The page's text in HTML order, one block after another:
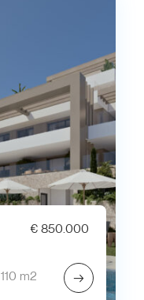
€ 850.000
110 m2 →